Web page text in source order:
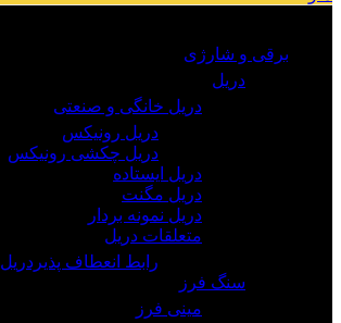
برقی و شارژی
دریل
دریل خانگی و صنعتی
دریل رونیکس
دریل چکشی رونیکس
دریل ایستاده
دریل مگنت
دریل نمونه بردار
متعلقات دریل
رابط انعطاف پذیردریل
سنگ فرز
مینی فرز